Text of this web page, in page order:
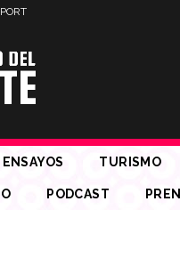
PORT
ENSAYOS TURISMO
PODCAST